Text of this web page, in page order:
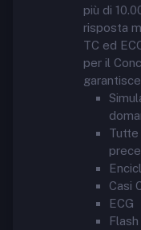
più di
risposta
TC ed
per il
Casi
ECG